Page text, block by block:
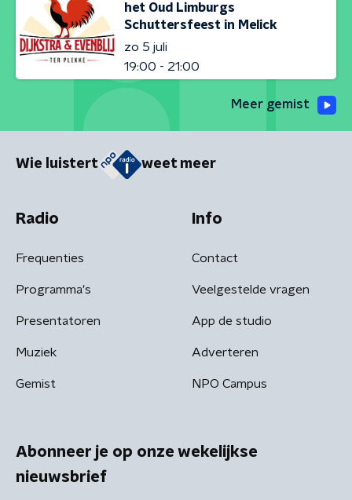
het Oud Limburgs
Schuttersfeest in Melick
zo 5 juli
19:00 - 21:00
Meer gemist
Wie luistert weet meer
Radio
Frequenties
Programma's
Presentatoren
Muziek
Gemist
Info
Contact
Veelgestelde vragen
App de studio
Adverteren
NPO Campus
Abonneer je op onze wekelijkse
nieuwsbrief